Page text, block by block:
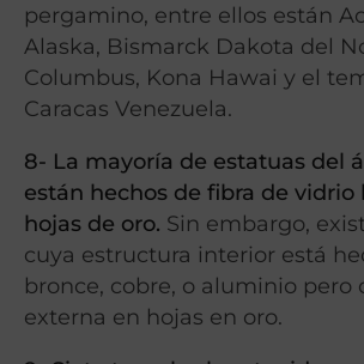
pergamino, entre ellos están
Alaska, Bismarck Dakota del
Columbus, Kona Hawai y el
Caracas Venezuela.
8- La mayoría de estatuas del
están hechos de fibra de vidrio
hojas de oro. Sin embargo,
cuya estructura interior está
bronce, cobre, o aluminio pero
externa en hojas en oro.